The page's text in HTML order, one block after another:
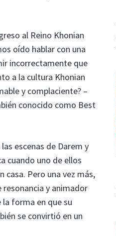
al Reino Khonian
oído hablar con una
incorrectamente que
a la cultura Khonian
y complaciente? –
conocido como Best
escenas de Darem y
cuando uno de ellos
Pero una vez más,
resonancia y animador
forma en que su
se convirtió en un